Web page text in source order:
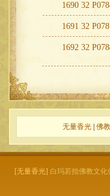
1690 32
1691 32
1692 32
无量香光 佛
[无量香光] 白玛若拙佛教文化